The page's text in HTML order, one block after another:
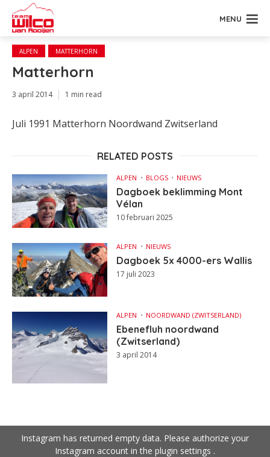
MENU
ALPEN MATTERHORN
Matterhorn
3 april 2014 1 min read
Juli 1991 Matterhorn Noordwand Zwitserland
RELATED POSTS
ALPEN BLOGS NIEUWS
Dagboek beklimming Mont
Vélan
10 februari 2025
ALPEN NIEUWS
Dagboek 5x 4000-ers Wallis
17 juli 2023
ALPEN NOORDWAND (ZWITSERLAND)
Ebenefluh noordwand
(Zwitserland)
3 april 2014
Instagram has returned empty data. Please authorize your
Instagram account in the plugin settings .